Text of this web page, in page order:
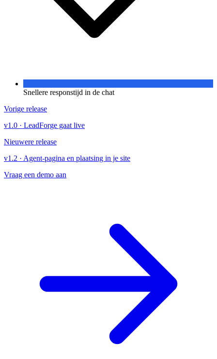
Snellere responstijd in de chat
Vorige release
v1.0 · LeadForge gaat live
Nieuwere release
v1.2 · Agent-pagina en plaatsing in je site
Vraag een demo aan